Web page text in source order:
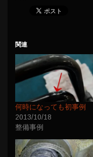
関連
何時になっても初事例
2013/10/18
整備事例